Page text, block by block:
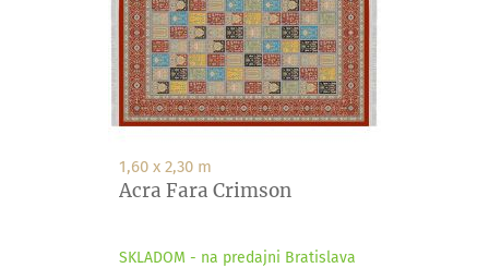
1,60 x 2,30 m
Acra Fara Crimson
SKLADOM - na predajni Bratislava